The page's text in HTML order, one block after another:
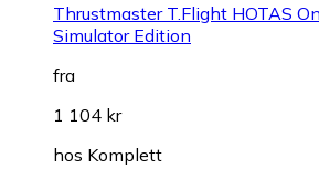
Thrustmaster T.Flight HOTAS
Simulator Edition
fra
1 104 kr
hos Komplett